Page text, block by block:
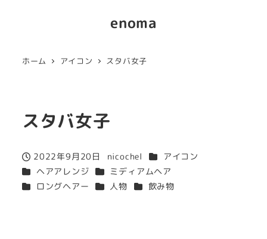
enoma
ホーム アイコン スタバ女子
スタバ女子
投稿日
2022年9月20日
著
者
nicochel カテゴリー
アイコン
カテゴリー
ヘアアレンジ カテゴリー
ミディアムヘア
カテゴリー
ロングヘアー カテゴリー
人物 カテゴリー
飲み物